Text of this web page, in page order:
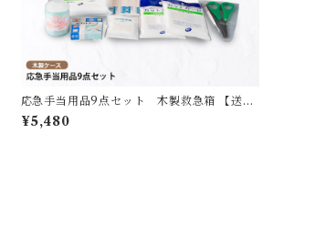
応急手当用品9点セット 木製救急箱 【送料
無料】
¥5,480